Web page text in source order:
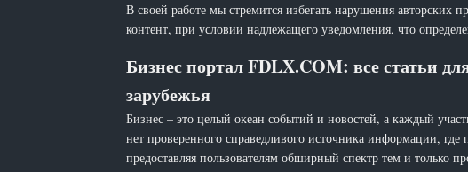
В своей работе мы стремится избегать нарушения авторских
контент, при условии надлежащего уведомления, что
Бизнес портал FDLX.COM: все статьи
зарубежья
Бизнес – это целый океан событий и новостей, а каждый
нет проверенного справедливого источника информации,
предоставляя пользователям обширный спектр тем и только